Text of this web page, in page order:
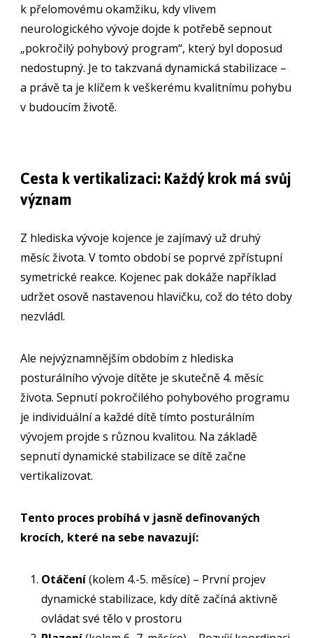
k přelomovému okamžiku, kdy vlivem
neurologického vývoje dojde k potřebě sepnout
„pokročilý pohybový program“, který byl doposud
nedostupný. Je to takzvaná dynamická stabilizace –
a právě ta je klíčem k veškerému kvalitnímu pohybu
v budoucím životě.
Cesta k vertikalizaci:Každý krok má svůj
význam
Z hlediska vývoje kojence je zajímavý už druhý
měsíc života. V tomto období se poprvé zpřístupní
symetrické reakce. Kojenec pak dokáže například
udržet osově nastavenou hlavičku, což do této doby
nezvládl.
Ale nejvýznamnějším obdobím z hlediska
posturálního vývoje dítěte je skutečně 4. měsíc
života. Sepnutí pokročilého pohybového programu
je individuální a každé dítě tímto posturálním
vývojem projde s různou kvalitou. Na základě
sepnutí dynamické stabilizace se dítě začne
vertikalizovat.
Tento proces probíhá v jasně definovaných
krocích, které na sebe navazují:
Otáčení(kolem 4.-5. měsíce) – První projev
dynamické stabilizace, kdy dítě začíná aktivně
ovládat své tělo v prostoru